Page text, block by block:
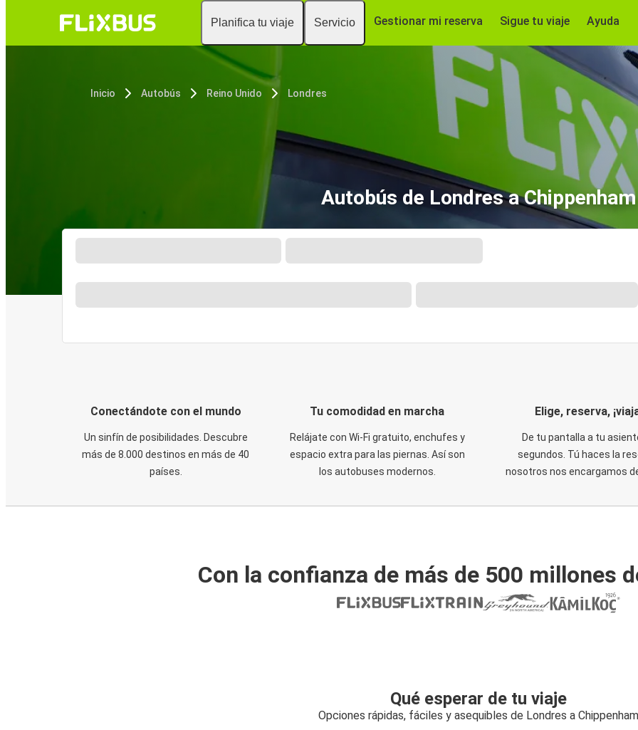
Planifica tu viaje Servicio Gestionar mi reserva Sigue tu viaje Ayuda
Inicio Autobús Reino Unido Londres
Autobús de Londres a Chippenham
Conectándote con el mundo
Un sinfín de posibilidades. Descubre
más de 8.000 destinos en más de 40
países.
Tu comodidad en marcha
Relájate con Wi-Fi gratuito, enchufes y
espacio extra para las piernas. Así son
los autobuses modernos.
Elige, reserva,
De tu pantalla a tu
segundos. Tú haces la
nosotros nos encargamos
Con la confianza de más de 500 millones
Qué esperar de tu viaje
Opciones rápidas, fáciles y asequibles de Londres a Chippenham